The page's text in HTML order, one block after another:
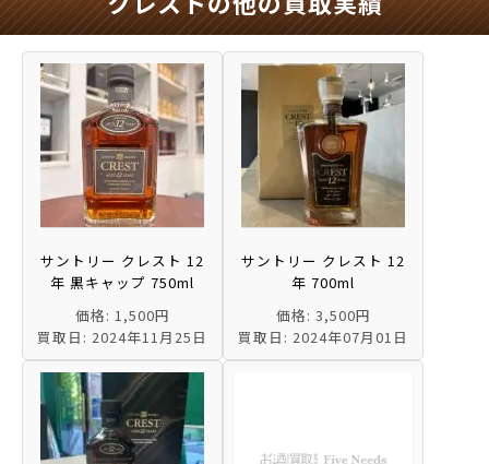
サントリー クレスト 12
年 黒キャップ 750ml
価格: 1,500円
買取日: 2024年11月25日
サントリー クレスト 12
年 700ml
価格: 3,500円
買取日: 2024年07月01日